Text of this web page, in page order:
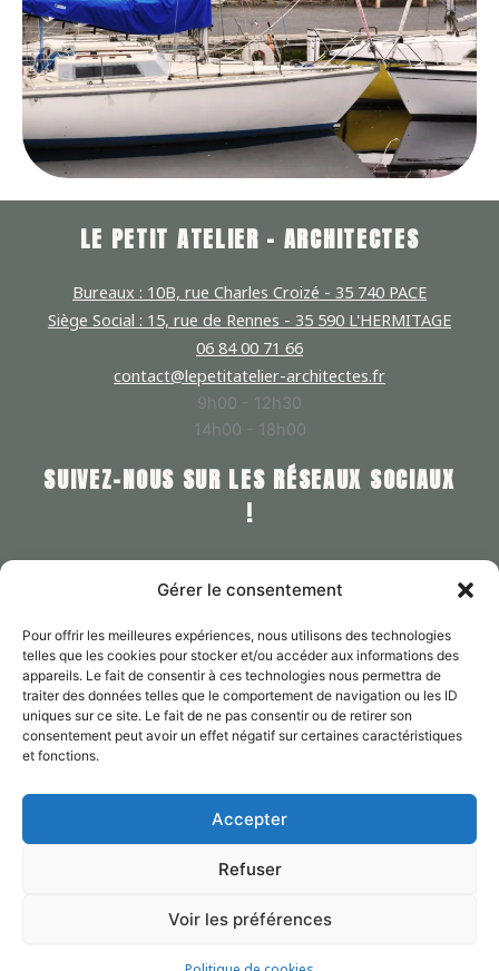
Gérer le consentement
Pour offrir les meilleures expériences, nous utilisons des technologies
telles que les cookies pour stocker et/ou accéder aux informations des
appareils. Le fait de consentir à ces technologies nous permettra de
traiter des données telles que le comportement de navigation ou les ID
uniques sur ce site. Le fait de ne pas consentir ou de retirer son
consentement peut avoir un effet négatif sur certaines caractéristiques
et fonctions.
Accepter
Refuser
Voir les préférences
LE PETIT ATELIER - ARCHITECTES
Bureaux : 10B, rue Charles Croizé - 35 740 PACE
Siège Social : 15, rue de Rennes - 35 590 L'HERMITAGE
06 84 00 71 66
contact@lepetitatelier-architectes.fr
9h00 - 12h30
14h00 - 18h00
SUIVEZ-NOUS SUR LES RÉSEAUX SOCIAUX
!
Instagram
Facebook.
Agence
Projets
Politique de confidentialité
Politique de cookies (UE)